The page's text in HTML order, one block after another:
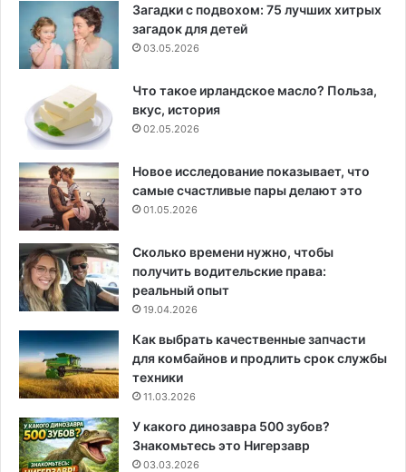
Загадки с подвохом: 75 лучших хитрых
загадок для детей
03.05.2026
Что такое ирландское масло? Польза,
вкус, история
02.05.2026
Новое исследование показывает, что
самые счастливые пары делают это
01.05.2026
Сколько времени нужно, чтобы
получить водительские права:
реальный опыт
19.04.2026
Как выбрать качественные запчасти
для комбайнов и продлить срок службы
техники
11.03.2026
У какого динозавра 500 зубов?
Знакомьтесь это Нигерзавр
03.03.2026